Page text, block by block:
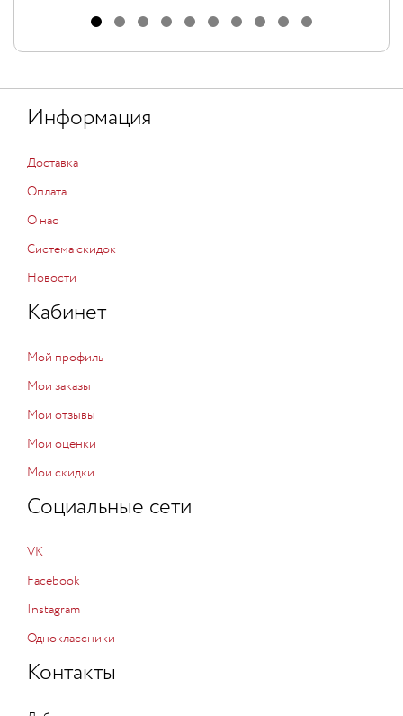
Информация
Доставка
Оплата
О нас
Система скидок
Новости
Кабинет
Мой профиль
Мои заказы
Мои отзывы
Мои оценки
Мои скидки
Социальные сети
VK
Facebook
Instagram
Одноклассники
Контакты